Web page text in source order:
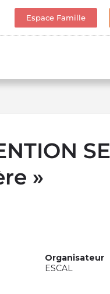
Espace Famille
»
Organisateur
ESCAL